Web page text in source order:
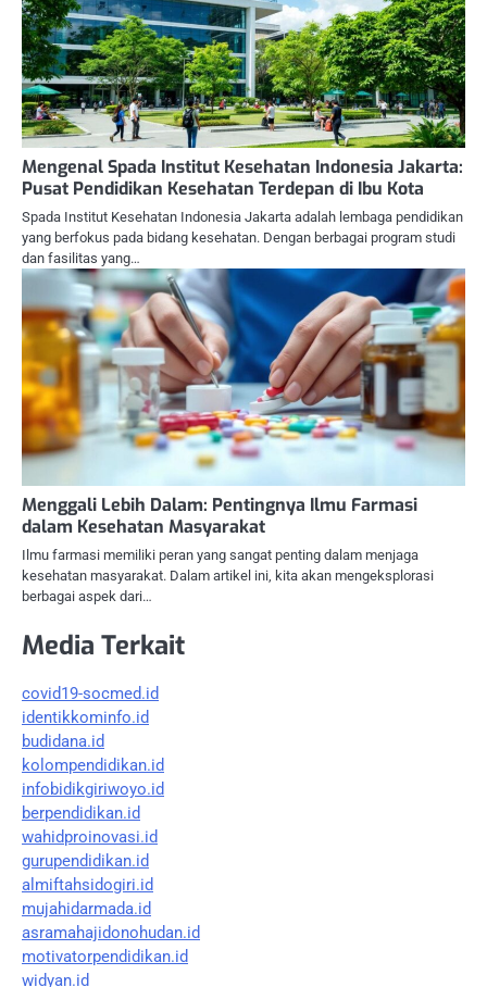
Mengenal Spada Institut Kesehatan Indonesia Jakarta:
Pusat Pendidikan Kesehatan Terdepan di Ibu Kota
Spada Institut Kesehatan Indonesia Jakarta adalah lembaga pendidikan
yang berfokus pada bidang kesehatan. Dengan berbagai program studi
dan fasilitas yang…
Menggali Lebih Dalam: Pentingnya Ilmu Farmasi
dalam Kesehatan Masyarakat
Ilmu farmasi memiliki peran yang sangat penting dalam menjaga
kesehatan masyarakat. Dalam artikel ini, kita akan mengeksplorasi
berbagai aspek dari…
Media Terkait
covid19-socmed.id
identikkominfo.id
budidana.id
kolompendidikan.id
infobidikgiriwoyo.id
berpendidikan.id
wahidproinovasi.id
gurupendidikan.id
almiftahsidogiri.id
mujahidarmada.id
asramahajidonohudan.id
motivatorpendidikan.id
widyan.id